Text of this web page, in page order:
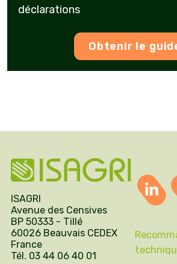
déclarations
Obtenir le
ISAGRI
Avenue des Censives
BP 50333 - Tillé
60026 Beauvais CEDEX
France
Tél. 03 44 06 40 01